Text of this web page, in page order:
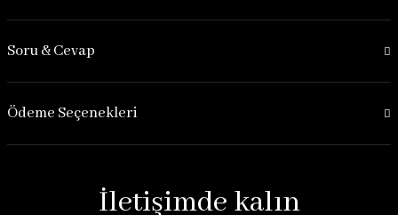
Soru & Cevap
Ödeme Seçenekleri
İletişimde kalın